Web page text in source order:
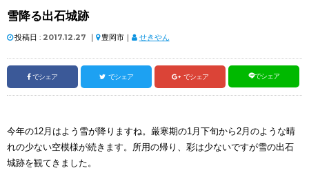
雪降る出石城跡
投稿日 : 2017.12.27 ｜ 豊岡市｜ せきやん
でシェア でシェア でシェア でシェア
今年の12月はよう雪が降りますね。厳寒期の1月下旬から2月のような晴
れの少ない空模様が続きます。所用の帰り、彩は少ないですが雪の出石
城跡を観てきました。